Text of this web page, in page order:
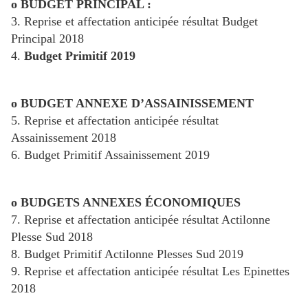
o BUDGET PRINCIPAL :
3. Reprise et affectation anticipée résultat Budget
Principal 2018
4. Budget Primitif 2019
o BUDGET ANNEXE D’ASSAINISSEMENT
5. Reprise et affectation anticipée résultat
Assainissement 2018
6. Budget Primitif Assainissement 2019
o BUDGETS ANNEXES ÉCONOMIQUES
7. Reprise et affectation anticipée résultat Actilonne
Plesse Sud 2018
8. Budget Primitif Actilonne Plesses Sud 2019
9. Reprise et affectation anticipée résultat Les Epinettes
2018